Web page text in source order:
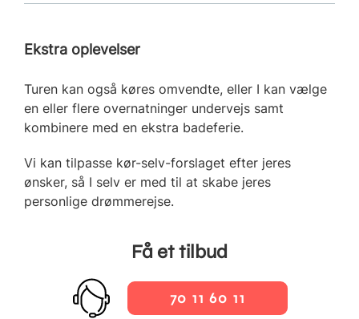
Ekstra oplevelser
Turen kan også køres omvendte, eller I kan vælge
en eller flere overnatninger undervejs samt
kombinere med en ekstra badeferie.
Vi kan tilpasse kør-selv-forslaget efter jeres
ønsker, så I selv er med til at skabe jeres
personlige drømmerejse.
Få et tilbud
70 11 60 11